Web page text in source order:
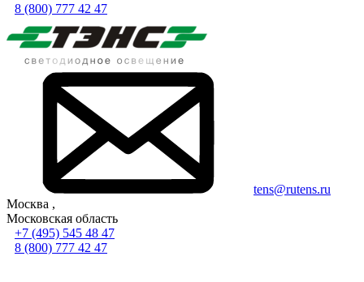
8 (800) 777 42 47
tens@rutens.ru
Москва ,
Московская область
+7 (495) 545 48 47
8 (800) 777 42 47